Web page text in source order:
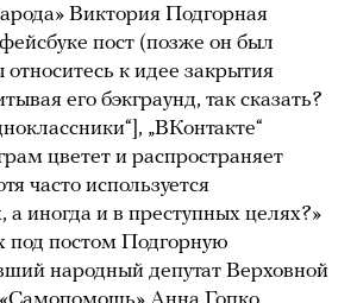
Виктория Подгорная
пост (позже он был
к идее закрытия
его бэкграунд, так сказать?
„ВКонтакте“
цветет и распространяет
часто используется
а иногда и в преступных целях?»
под постом Подгорную
народный депутат Верховной